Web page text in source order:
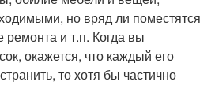
но вряд ли поместятся
ремонта и т.п. Когда вы
окажется, что каждый его
то хотя бы частично